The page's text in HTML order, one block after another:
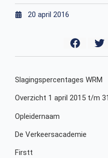
20 april 2016
Slagingspercentages WRM
Overzicht 1 april 2015 t/m
Opleidernaam
De
Firstt